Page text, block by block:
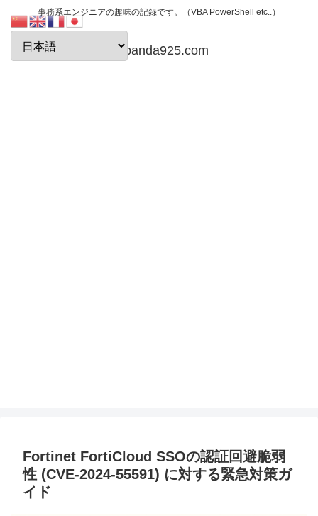
事務系エンジニアの趣味の記録です。（VBA PowerShell etc..）
papanda925.com
Fortinet FortiCloud SSOの認証回避脆弱
性 (CVE-2024-55591) に対する緊急対策ガ
イド